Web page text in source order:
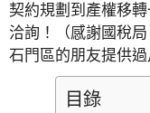
契約規劃到產權移
洽詢！（感謝國稅
石門區的朋友提供過
目錄